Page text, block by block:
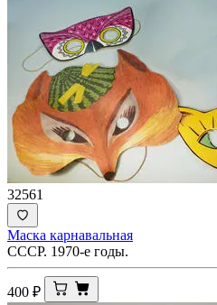
32561
Маска карнавальная
СССР. 1970-е годы.
400 ₽